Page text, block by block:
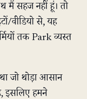
मैं सहज नहीं हूं। तो
वीडियो से, यह
तक Park व्यस्त
जो थोड़ा आसान
इसलिए हमने